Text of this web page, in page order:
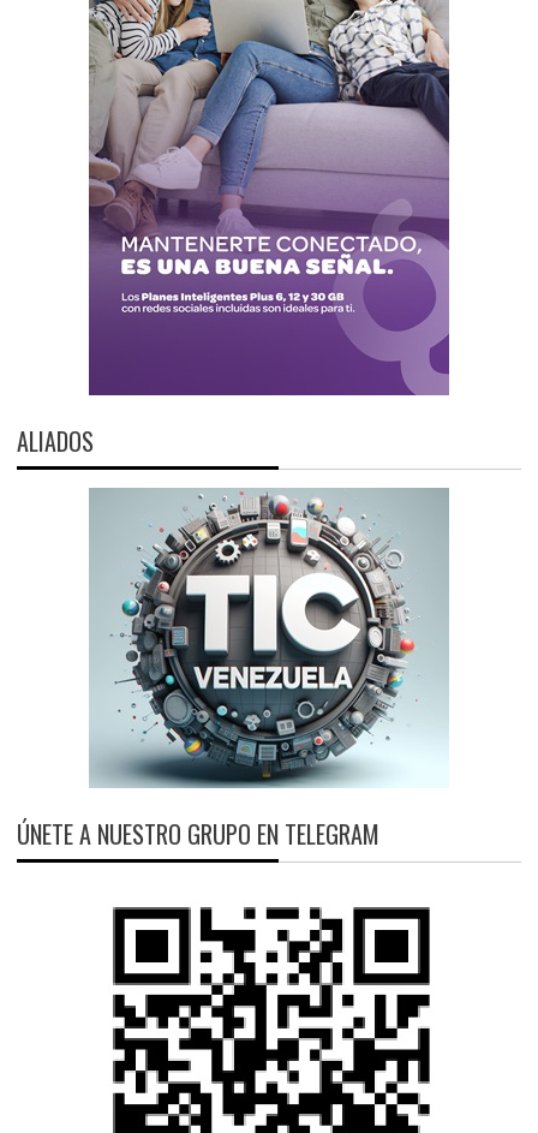
ALIADOS
ÚNETE A NUESTRO GRUPO EN TELEGRAM